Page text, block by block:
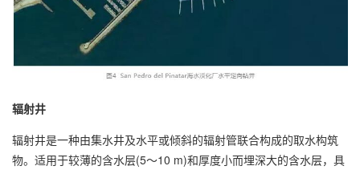
辐射井
辐射井是一种由集水井及水平或倾斜的辐射管联合构成的取水构筑
物。适用于较薄的含水层(5～10 m)和厚度小而埋深大的含水层，具